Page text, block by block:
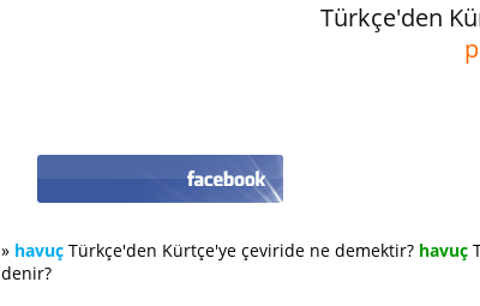
Türkçe'den
» havuç Türkçe'den Kürtçe'ye çeviride ne demektir? havuç
denir?